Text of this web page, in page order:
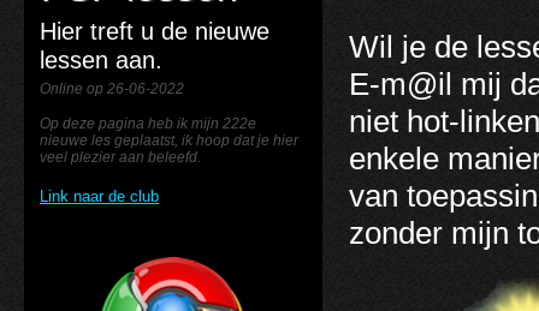
Hier treft u de nieuwe
lessen aan.
Online op 26-06-2022
Op deze pagina heb ik mijn 222e
nieuwe les geplaatst, ik hoop dat je hier
veel plezier aan beleefd.
Link naar de club
Wil je de
E-m@il mij
niet hot-
enkele
van
zonder mijn